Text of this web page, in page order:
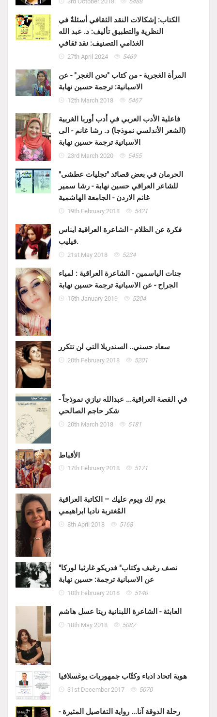
الكتاب: إشكالات النقد الثقافي أسئلةٌ في
النظرية والتطبيق تأليف: د. عبد الله
الغذامي التصنيف: نقد ثقافي
27th April 2024 5469
المرأة الغجرية - من كتاب "نحن الغجر" - عن
الاسبانية: ترجمة حسين نهابة
12th March 2018 5467
فاعلية الأدب العربي في أدب أوربا الغربية
(الشعر الأندلسي نموذجا) د. رشا غانم - الى
الاسبانية ترجمة حسين نهابة
23rd March 2020 5455
الحرمان في بعض قصائد "تجليات عطشى"
للشاعر العراقي حسين نهابة - رشا سمير
غانم الاردن - الجامعة الهاشمية
19th February 2018 5421
فكرة عن الظلام - الشاعرة العراقية ايناس
فيليب.
21st May 2018 5234
جنات الياسمين - الشاعرة العراقية : لمياء
الجراح - عن الاسبانية ترجمة حسين نهابة
15th January 2019 5204
سعاد حسني.. السندريلا التي لن تتكرر
20th February 2018 5201
في القصة العراقية... عبدالله نيازي نموذجاً -
شكر حاجم الصالحي
20th March 2018 5181
الأقباط
17th February 2018 5171
يوم لك ويوم عليك – الكاتبة العراقية
المُغتربة ناديا ابراهيمي
8th April 2018 5168
"نصف رغيف وكتاب" فدريكو غارثيا لوركا
عن الاسبانية ترجمة: حسين نهابة
10th February 2018 5140
العابثة - الشاعرة اللبنانية ريتا عسل هاشم
18th May 2018 5087
هوية اتحاد ادباء وكتّاب جمهوريات يوغسلافيا
31st December 2017 5070
رحلة الدوقة آنا... رواية التفاصيل المثيرة -